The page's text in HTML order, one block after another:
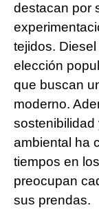
destacan ​por
tejidos.
elección
que ⁢buscan
moderno.
sostenibilidad
ambiental ha
tiempos en
preocupan
sus prendas.